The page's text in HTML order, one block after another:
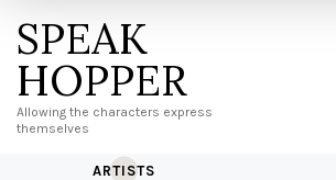
SPEAK
HOPPER
Allowing the characters express
themselves
ARTISTS